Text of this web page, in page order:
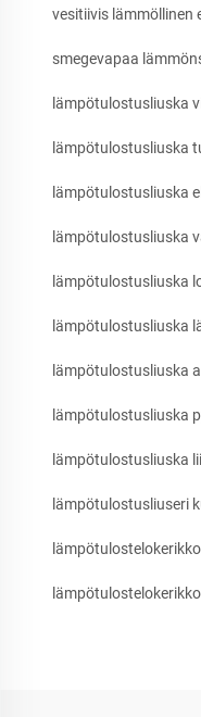
vesitiivis lämmöllinen
smegevapaa
lämpötulostusliuska
lämpötulostusliuska
lämpötulostusliuska
lämpötulostusliuska
lämpötulostusliuska
lämpötulostusliuska
lämpötulostusliuska
lämpötulostusliuska
lämpötulostusliuska
lämpötulostusliuseri